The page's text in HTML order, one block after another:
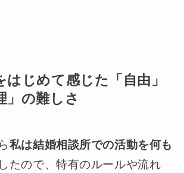
はじめて感じた「自由」
」の難しさ
私は結婚相談所での活動を何も
たので、特有のルールや流れ